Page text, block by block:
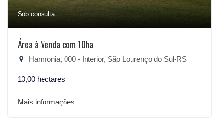
Sob consulta
Área à Venda com 10ha
Harmonia, 000 - Interior, São Lourenço do Sul-RS
10,00 hectares
Mais informações